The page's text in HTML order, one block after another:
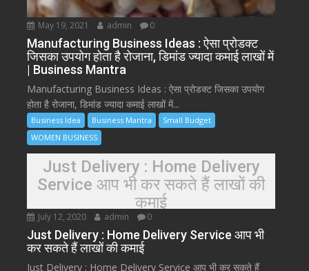
May 19, 2021 admin 0
Manufacturing Business Ideas : ऐसा प्रोडक्ट
जिसका उपयोग होता है रोजाना, डिमांड ज्यादा कमाई लाखों में
| Business Mantra
Manufacturing Business Ideas : ऐसा प्रोडक्ट जिसका उपयोग
होता है रोजाना, डिमांड ज्यादा कमाई लाखों में...
Business Idea Business Mantra
Small Budget
WOMEN BUSINESS
Just Delivery : Home Delivery
Service आप भी कर सकते हैं लाखों की
कमाई
July 12, 2020 admin 0
Just Delivery : Home Delivery Service आप भी
कर सकते हैं लाखों की कमाई
Just Delivery : Home Delivery Service आप भी कर सकते हैं